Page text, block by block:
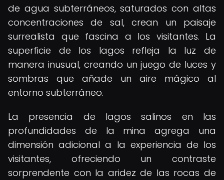
de agua subterráneos, saturados con altas
concentraciones de sal, crean un paisaje
surrealista que fascina a los visitantes. La
superficie de los lagos refleja la luz de
manera inusual, creando un juego de luces y
sombras que añade un aire mágico al
entorno subterráneo.
La presencia de lagos salinos en las
profundidades de la mina agrega una
dimensión adicional a la experiencia de los
visitantes, ofreciendo un contraste
sorprendente con la aridez de las rocas de